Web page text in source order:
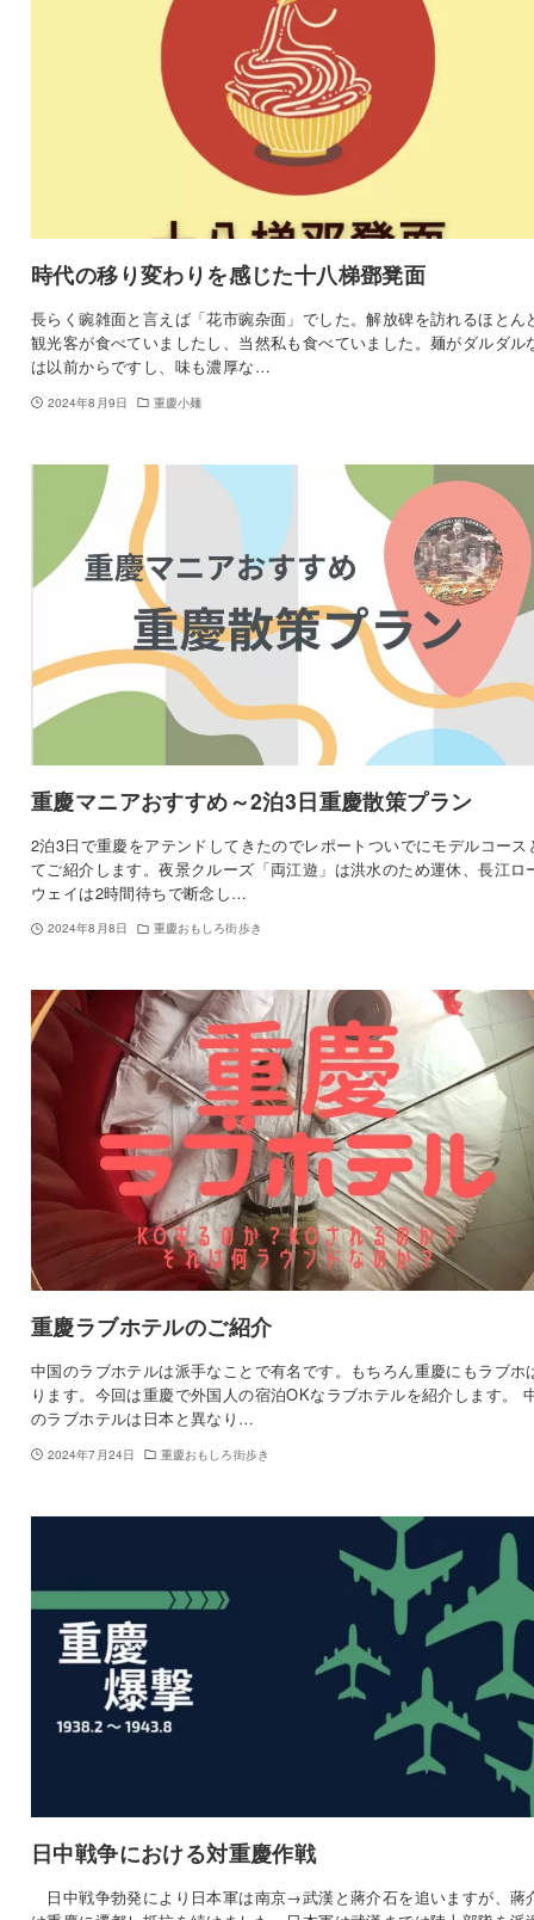
時代の移り変わりを感じた十八梯鄧凳面
長らく豌雑面と言えば「花市豌杂面」でした。解放碑を訪れるほとん
観光客が食べていましたし、当然私も食べていました。麺がダルダル
は以前からですし、味も濃厚な…
2024年8月9日 重慶小麺
重慶マニアおすすめ～2泊3日重慶散策プラン
2泊3日で重慶をアテンドしてきたのでレポートついでにモデルコース
てご紹介します。夜景クルーズ「両江遊」は洪水のため運休、長江ロ
ウェイは2時間待ちで断念し…
2024年8月8日 重慶おもしろ街歩き
重慶ラブホテルのご紹介
中国のラブホテルは派手なことで有名です。もちろん重慶にもラブホ
ります。今回は重慶で外国人の宿泊OKなラブホテルを紹介します。
のラブホテルは日本と異なり…
2024年7月24日 重慶おもしろ街歩き
日中戦争における対重慶作戦
日中戦争勃発により日本軍は南京→武漢と蔣介石を追いますが、蔣